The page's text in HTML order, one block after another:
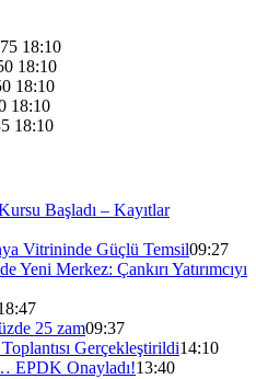
18:10
18:10
18:10
18:10
18:10
Başladı – Kayıtlar
Vitrininde Güçlü Temsil09:27
Merkez: Çankırı Yatırımcıyı
25 zam09:37
Gerçekleştirildi14:10
EPDK Onayladı!13:40